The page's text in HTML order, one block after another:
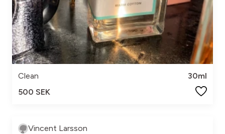
Clean
30ml
500 SEK
Vincent Larsson